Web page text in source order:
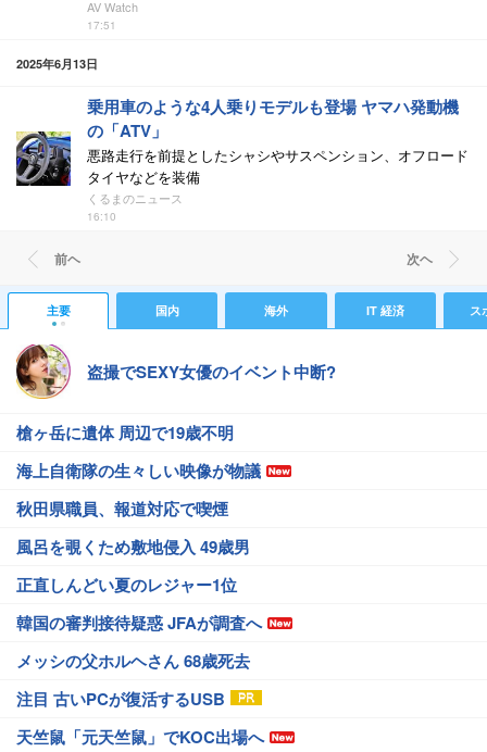
AV Watch
17:51
2025年6月13日
乗用車のような4人乗りモデルも登場 ヤマハ発動機
の「ATV」
悪路走行を前提としたシャシやサスペンション、オフロード
タイヤなどを装備
くるまのニュース
16:10
前ヘ 次ヘ
主要 国内 海外 IT 経済 ス
盗撮でSEXY女優のイベント中断?
槍ヶ岳に遺体 周辺で19歳不明
海上自衛隊の生々しい映像が物議
秋田県職員、報道対応で喫煙
風呂を覗くため敷地侵入 49歳男
正直しんどい夏のレジャー1位
韓国の審判接待疑惑 JFAが調査へ
メッシの父ホルヘさん 68歳死去
注目 古いPCが復活するUSB
天竺鼠「元天竺鼠」でKOC出場へ